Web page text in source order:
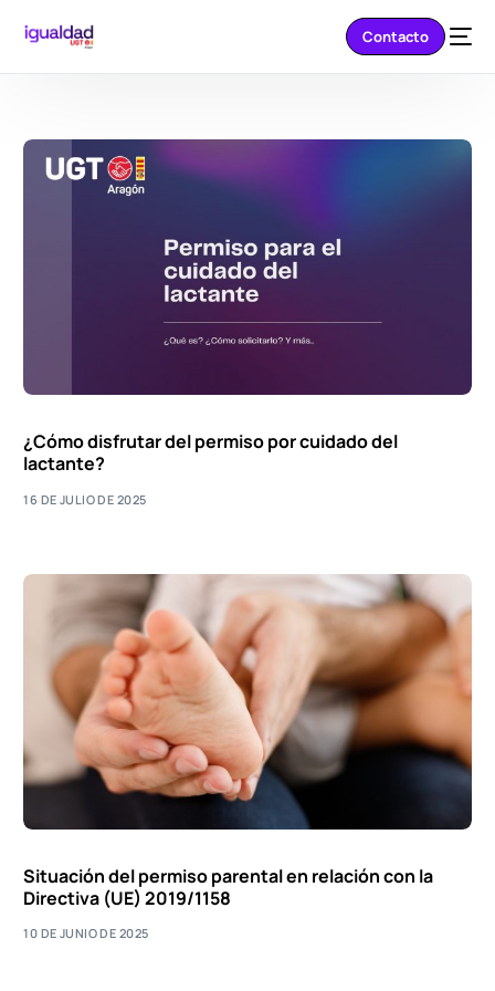
Contacto
¿Cómo disfrutar del permiso por cuidado del
lactante?
16 DE JULIO DE 2025
Situación del permiso parental en relación con la
Directiva (UE) 2019/1158
10 DE JUNIO DE 2025